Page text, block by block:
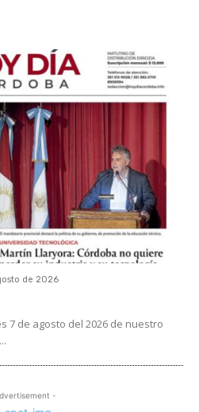
de 2026
7 de agosto del 2026 de nuestro
-